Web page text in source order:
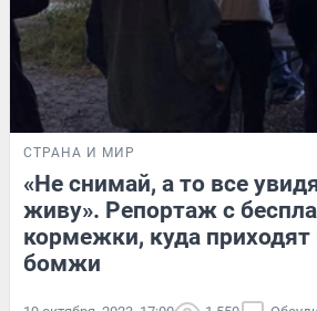
СТРАНА И МИР
«Не снимай, а то все
живу». Репортаж с
кормежки, куда приходят
бомжи